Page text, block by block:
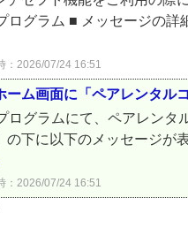
ログラム ■ メッセージの
：2026/07/24 16:51
ーム画面に「ペアレンタル
ログラムにて、ペアレンタ
の下に以下のメッセージが
：2026/07/24 16:51